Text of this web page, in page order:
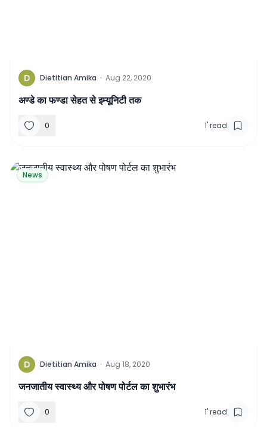
D Dietitian Amika · Aug 22, 2020
अण्डे का फण्डा सेहत से इम्यूनिटी तक
0 1'read
News
D Dietitian Amika · Aug 18, 2020
जनजातीय स्वास्थ्य और पोषण पोर्टल का शुभारंभ
0 1'read